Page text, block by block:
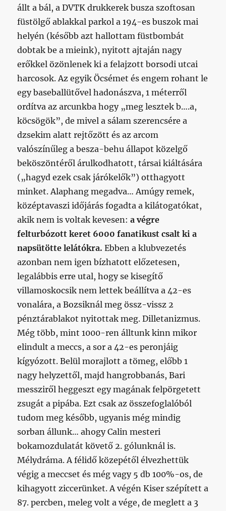
állt a bál, a DVTK drukkerek busza szoftosan
füstölgő ablakkal parkol a 194-es buszok mai
helyén (később azt hallottam füstbombát
dobtak be a mieink), nyitott ajtaján nagy
erőkkel özönlenek ki a felajzott borsodi utcai
harcosok. Az egyik Öcsémet és engem rohant le
egy baseballütővel hadonászva, 1 méterről
ordítva az arcunkba hogy „meg lesztek b….a,
köcsögök”, de mivel a sálam szerencsére a
dzsekim alatt rejtőzött és az arcom
valószínűleg a besza-behu állapot közelgő
beköszöntéről árulkodhatott, társai kiáltására
(„hagyd ezek csak járókelők”) otthagyott
minket. Alaphang megadva… Amúgy remek,
középtavaszi időjárás fogadta a kilátogatókat,
akik nem is voltak kevesen:a végre
felturbózott keret 6000 fanatikust csalt ki a
napsütötte lelátókra. Ebben a klubvezetés
azonban nem igen bízhatott előzetesen,
legalábbis erre utal, hogy se kisegítő
villamoskocsik nem lettek beállítva a 42-es
vonalára, a Bozsiknál meg össz-vissz 2
pénztárablakot nyitottak meg. Dilletanizmus.
Még több, mint 1000-ren álltunk kinn mikor
elindult a meccs, a sor a 42-es peronjáig
kígyózott. Belül morajlott a tömeg, előbb 1
nagy helyzettől, majd hangrobbanás, Bari
messziről heggeszt egy magának felpörgetett
zsugát a pipába. Ezt csak az összefoglalóból
tudom meg később, ugyanis még mindig
sorban állunk… ahogy Calin mesteri
bokamozdulatát követő 2. gólunknál is.
Mélydráma. A félidő közepétől élvezhettük
végig a meccset és még vagy 5 db 100%-os, de
kihagyott ziccerünket. A végén Kiser szépített a
87. percben, meleg volt a vége, de meglett a 3